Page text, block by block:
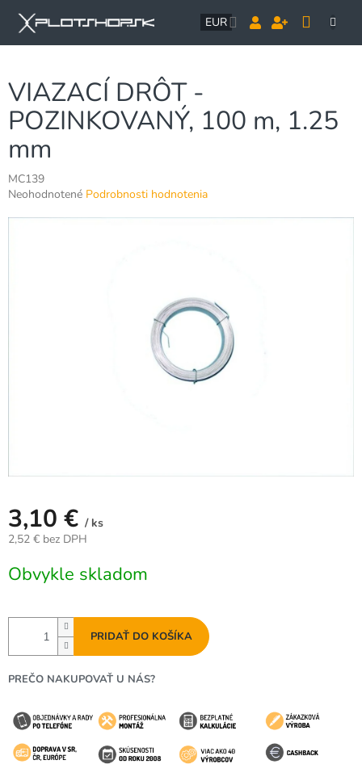
obsah
EUR
VIAZACÍ DRÔT -
POZINKOVANÝ, 100 m, 1.25
mm
MC139
Priemerné
Neohodnotené Podrobnosti hodnotenia
3,10 € / ks
2,52 € bez DPH
cena:
Obvykle skladom
PRIDAŤ DO KOŠÍKA
PREČO NAKUPOVAŤ U NÁS?